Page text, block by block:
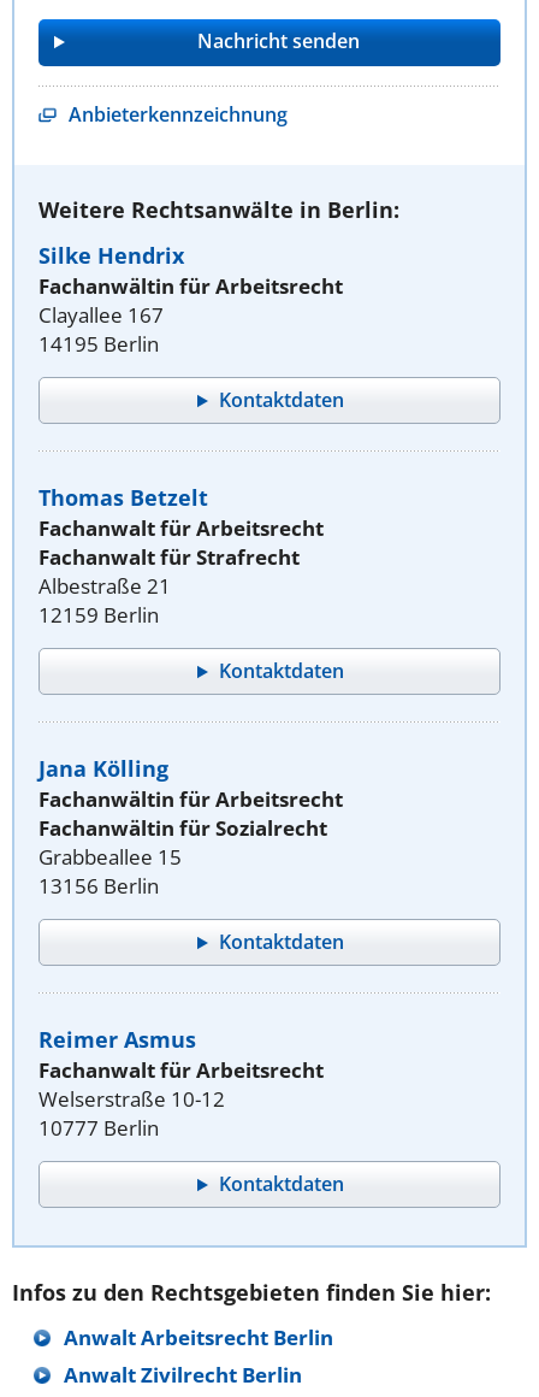
Anbieterkennzeichnung
Weitere Rechtsanwälte in Berlin:
Silke Hendrix
Fachanwältin für Arbeitsrecht
Clayallee 167
14195 Berlin
Kontaktdaten
Thomas Betzelt
Fachanwalt für Arbeitsrecht
Fachanwalt für Strafrecht
Albestraße 21
12159 Berlin
Kontaktdaten
Jana Kölling
Fachanwältin für Arbeitsrecht
Fachanwältin für Sozialrecht
Grabbeallee 15
13156 Berlin
Kontaktdaten
Reimer Asmus
Fachanwalt für Arbeitsrecht
Welserstraße 10-12
10777 Berlin
Kontaktdaten
Infos zu den Rechtsgebieten finden Sie hier:
Anwalt Arbeitsrecht Berlin
Anwalt Zivilrecht Berlin